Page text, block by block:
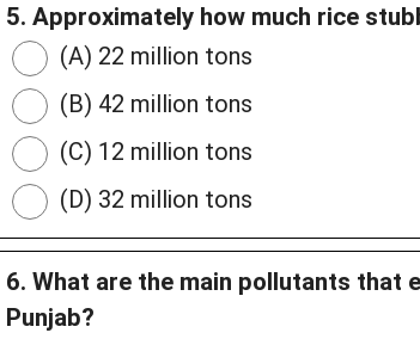
5. Approximately how much rice
(A) 22 million tons
(B) 42 million tons
(C) 12 million tons
(D) 32 million tons
6. What are the main pollutants that
Punjab?